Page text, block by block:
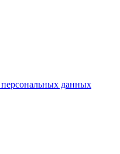
персональных данных